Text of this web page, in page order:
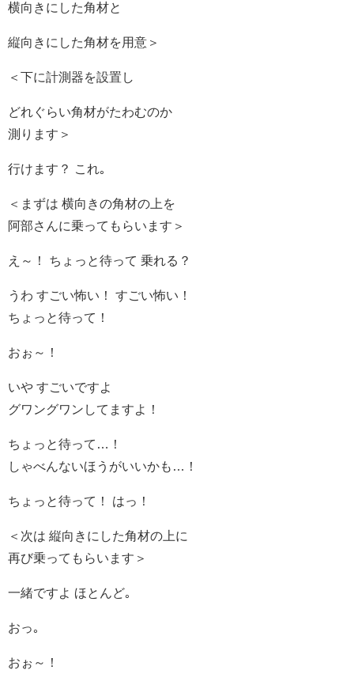
横向きにした角材と
縦向きにした角材を用意＞
＜下に計測器を設置し
どれぐらい角材がたわむのか
測ります＞
行けます？ これ｡
＜まずは 横向きの角材の上を
阿部さんに乗ってもらいます＞
え～！ ちょっと待って 乗れる？
うわ すごい怖い！ すごい怖い！
ちょっと待って！
おぉ～！
いや すごいですよ
グワングワンしてますよ！
ちょっと待って…！
しゃべんないほうがいいかも…！
ちょっと待って！ はっ！
＜次は 縦向きにした角材の上に
再び乗ってもらいます＞
一緒ですよ ほとんど｡
おっ｡
おぉ～！